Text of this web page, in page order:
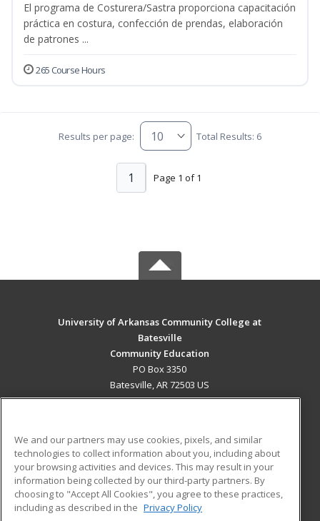
El programa de Costurera/Sastra proporciona capacitación
práctica en costura, confección de prendas, elaboración
de patrones ...
265 Course Hours
Results per page: Total Results: 6
Page 1 of 1
1
University of Arkansas Community College at
Batesville
Community Education
PO Box 3350
Batesville, AR 72503 US
ADDITIONAL RESOURCES
Military
Financial Assistance
Help
Student Blog
We and our partners may use cookies, pixels, and similar
technologies to collect information about you, including about
your browsing activities and devices. This may result in your
information being collected by our third-party partners. By
choosing to "Accept All Cookies", you agree to these practices,
including as described in the Privacy Policy